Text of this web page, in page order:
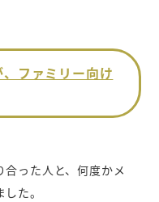
ファミリー向け
った人と、何度かメ
た。